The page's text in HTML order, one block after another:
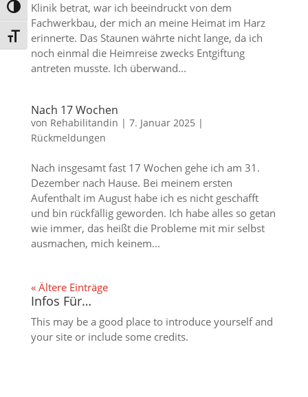
Umschalten auf hohe Kontraste
Schrift vergrößern
Klinik betrat, war ich beeindruckt von dem
Fachwerkbau, der mich an meine Heimat im Harz
erinnerte. Das Staunen währte nicht lange, da ich
noch einmal die Heimreise zwecks Entgiftung
antreten musste. Ich überwand...
Nach 17 Wochen
von Rehabilitandin | 7. Januar 2025 |
Rückmeldungen
Nach insgesamt fast 17 Wochen gehe ich am 31.
Dezember nach Hause. Bei meinem ersten
Aufenthalt im August habe ich es nicht geschafft
und bin rückfällig geworden. Ich habe alles so getan
wie immer, das heißt die Probleme mit mir selbst
ausmachen, mich keinem...
« Ältere Einträge
Infos Für…
This may be a good place to introduce yourself and
your site or include some credits.